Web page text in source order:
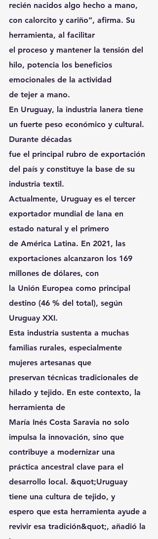
recién nacidos algo hecho a mano,
con calorcito y cariño”, afirma. Su
herramienta, al facilitar
el proceso y mantener la tensión del
hilo, potencia los beneficios
emocionales de la actividad
de tejer a mano.
En Uruguay, la industria lanera tiene
un fuerte peso económico y cultural.
Durante décadas
fue el principal rubro de exportación
del país y constituye la base de su
industria textil.
Actualmente, Uruguay es el tercer
exportador mundial de lana en
estado natural y el primero
de América Latina. En 2021, las
exportaciones alcanzaron los 169
millones de dólares, con
la Unión Europea como principal
destino (46 % del total), según
Uruguay XXI.
Esta industria sustenta a muchas
familias rurales, especialmente
mujeres artesanas que
preservan técnicas tradicionales de
hilado y tejido. En este contexto, la
herramienta de
María Inés Costa Saravia no solo
impulsa la innovación, sino que
contribuye a modernizar una
práctica ancestral clave para el
desarrollo local. &quot;Uruguay
tiene una cultura de tejido, y
espero que esta herramienta ayude a
revivir esa tradición&quot;, añadió la